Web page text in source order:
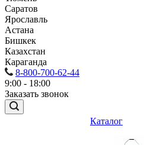
Саратов
Ярославль
Астана
Бишкек
Казахстан
Караганда
8-800-700-62-44
9:00 - 18:00
Заказать звонок
Каталог